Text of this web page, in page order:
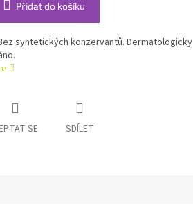
Přidat do košíku
syntetických konzervantů. Dermatologicky
SE SDÍLET